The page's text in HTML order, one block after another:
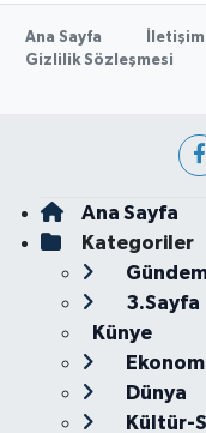
Ana Sayfa İletişim
Gizlilik Sözleşmesi
Ana Sayfa
Kategoriler
3.Sayfa
Künye
Dünya
Kültür-